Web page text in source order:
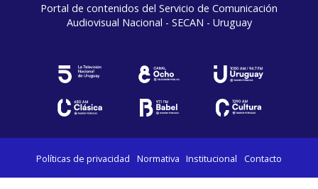
Portal de contenidos del Servicio de Comunicación
Audiovisual Nacional - SECAN - Uruguay
Políticas de privacidad Normativa Institucional Contacto